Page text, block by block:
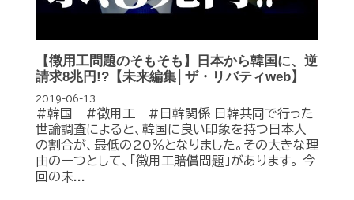
【徴用工問題のそもそも】日本から韓国に、逆
請求8兆円!?【未来編集│ザ・リバティweb】
2019-06-13
#韓国 #徴用工 #日韓関係 日韓共同で行った
世論調査によると、韓国に良い印象を持つ日本人
の割合が、最低の20％となりました。その大きな理
由の一つとして、「徴用工賠償問題」があります。 今
回の未...